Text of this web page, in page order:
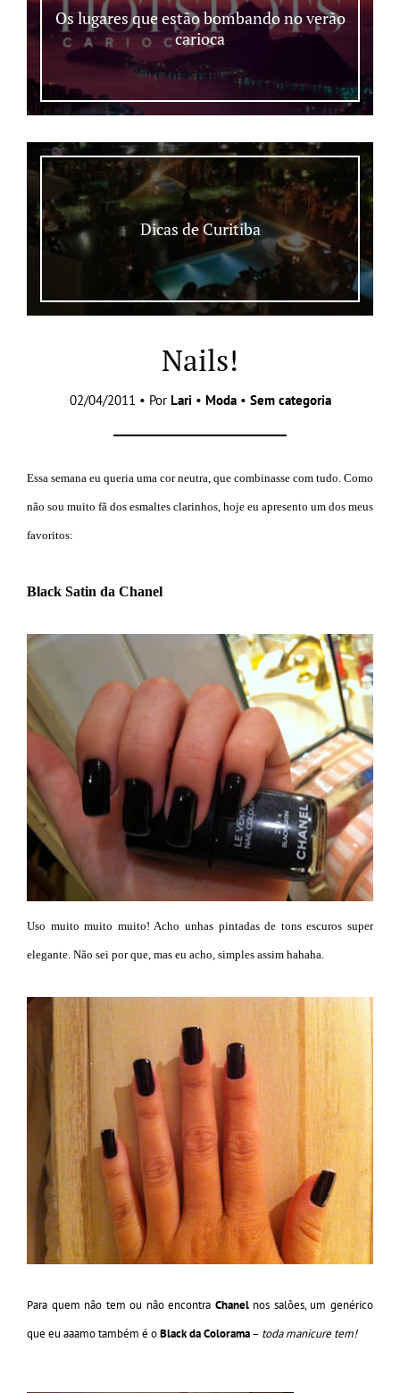
Os lugares que estão bombando no verão
carioca
Dicas de Curitiba
Nails!
02/04/2011 • Por Lari • Moda• Sem categoria
Essa semana eu queria uma cor neutra, que combinasse com tudo. Como
não sou muito fã dos esmaltes clarinhos, hoje eu apresento um dos meus
favoritos:
Black Satin da Chanel
Uso muito muito muito! Acho unhas pintadas de tons escuros super
elegante. Não sei por que, mas eu acho, simples assim hahaha.
Para quem não tem ou não encontra Chanelnos salões, um genérico
que eu aaamo também é oBlack da Colorama– toda manicure tem!